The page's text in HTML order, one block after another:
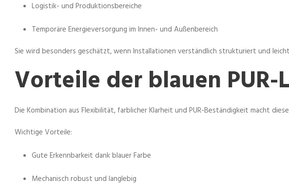
Logistik- und Produktionsbereiche
Temporäre Energieversorgung im Innen- und Außenbereich
Sie wird besonders geschätzt, wenn Installationen verständlich strukturiert und
Vorteile der blauen PUR-
Die Kombination aus Flexibilität, farblicher Klarheit und PUR-Beständigkeit macht
Wichtige Vorteile:
Gute Erkennbarkeit dank blauer Farbe
Mechanisch robust und langlebig